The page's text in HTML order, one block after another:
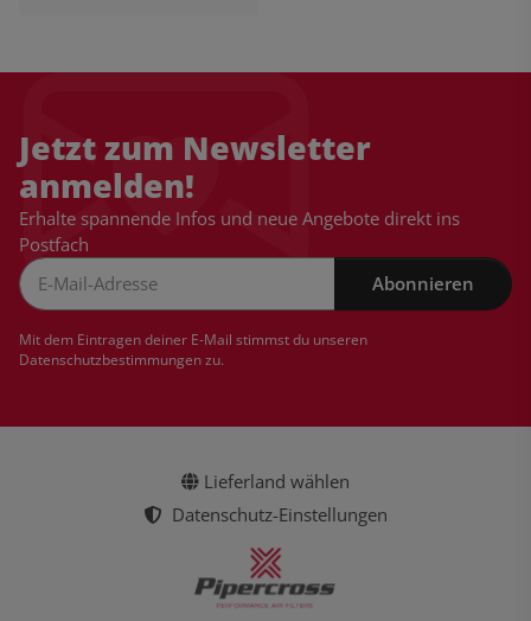
Jetzt zum Newsletter
anmelden!
Erhalte spannende Infos und neue Angebote direkt ins
Postfach
Abonnieren
Mit dem Eintragen deiner E-Mail stimmst du unseren
Datenschutzbestimmungenzu.
Lieferland wählen
Datenschutz-Einstellungen